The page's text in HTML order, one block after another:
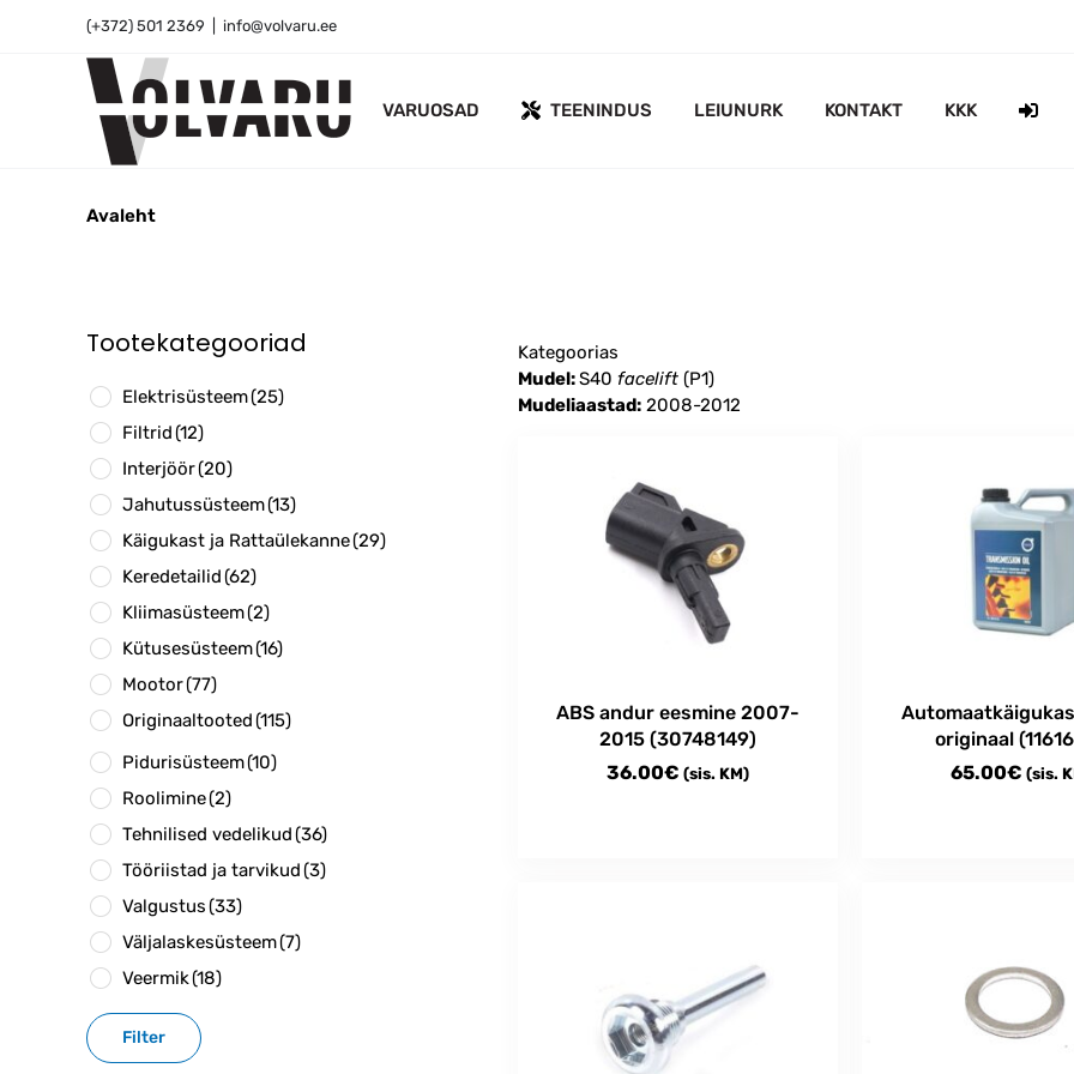
(+372) 501 2369 info@volvaru.ee
VARUOSAD TEENINDUS LEIUNURK KONTAKT KKK
Avaleht
Kategoorias
Mudel:S40 facelift (P1)
Mudeliaastad: 2008-2012
ABS andur eesmine 2007-
2015 (30748149)
36.00€ (sis. KM)
originaal
65.00€ (sis.
Tootekategooriad
Elektrisüsteem(25)
Filtrid(12)
Interjöör(20)
Jahutussüsteem(13)
Käigukast ja Rattaülekanne(29)
Keredetailid(62)
Kliimasüsteem(2)
Kütusesüsteem(16)
Mootor(77)
Originaaltooted(115)
Pidurisüsteem(10)
Roolimine(2)
Tehnilised vedelikud(36)
Tööriistad ja tarvikud(3)
Valgustus(33)
Väljalaskesüsteem(7)
Veermik(18)
Filter